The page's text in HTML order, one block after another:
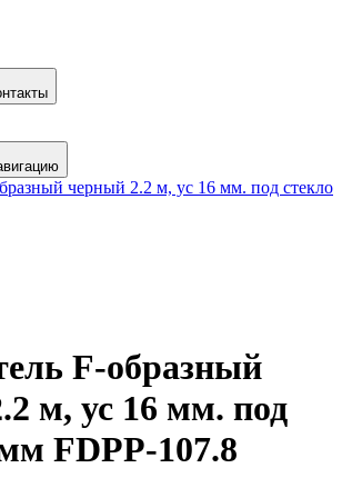
F-образный
м, ус 16 мм. под
FDPP-107.8